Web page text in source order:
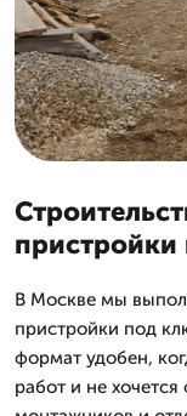
В Москве мы
пристройки под
формат удобен,
работ и не